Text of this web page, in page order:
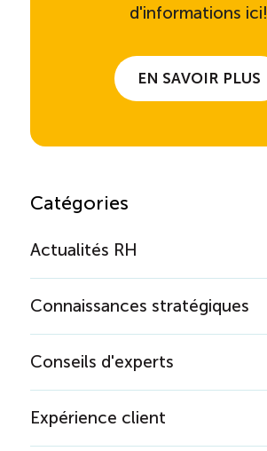
d'informations ici!
EN SAVOIR PLUS
Catégories
Actualités RH
Connaissances stratégiques
Conseils d'experts
Expérience client